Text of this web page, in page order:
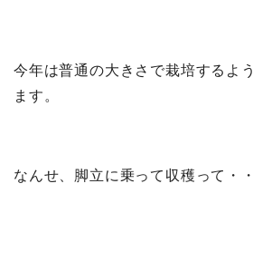
今年は普通の大きさで栽培するよ
ます。
なんせ、脚立に乗って収穫って・